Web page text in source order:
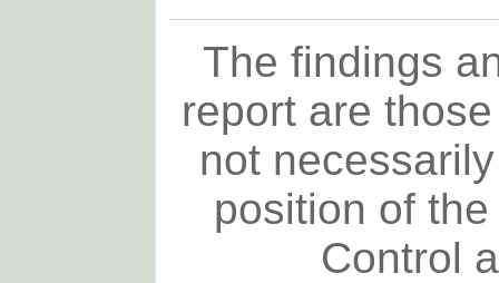
The findings
report are
not
position of
Control